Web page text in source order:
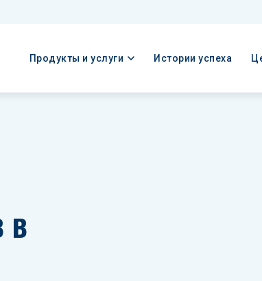
Продукты и услуги Истории успеха
в